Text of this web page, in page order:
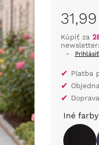
Kúpiť za
-
✔ Platba
✔
✔
Iné